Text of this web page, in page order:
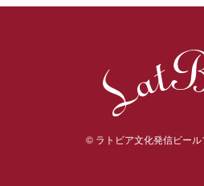
© ラトビア文化発信ビー